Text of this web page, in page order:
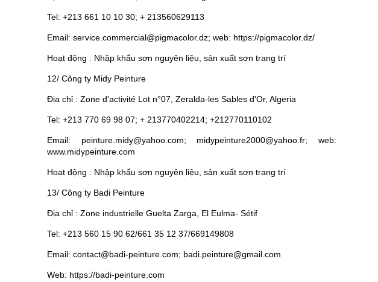
Tel: +213 661 10 10 30; + 213560629113
Email: service.commercial@pigmacolor.dz; web: https://pigmacolor.dz/
Hoạt động : Nhập khẩu sơn nguyên liệu, sản xuất sơn trang trí
12/ Công ty Midy Peinture
Địa chỉ : Zone d'activité Lot n°07, Zeralda-les Sables d'Or, Algeria
Tel: +213 770 69 98 07; + 213770402214; +212770110102
Email: peinture.midy@yahoo.com; midypeinture2000@yahoo.fr; web:
www.midypeinture.com
Hoạt động : Nhập khẩu sơn nguyên liệu, sản xuất sơn trang trí
13/ Công ty Badi Peinture
Địa chỉ : Zone industrielle Guelta Zarga, El Eulma- Sétif
Tel: +213 560 15 90 62/661 35 12 37/669149808
Email: contact@badi-peinture.com; badi.peinture@gmail.com
Web: https://badi-peinture.com